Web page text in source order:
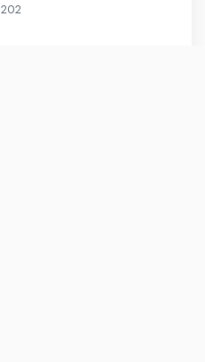
202